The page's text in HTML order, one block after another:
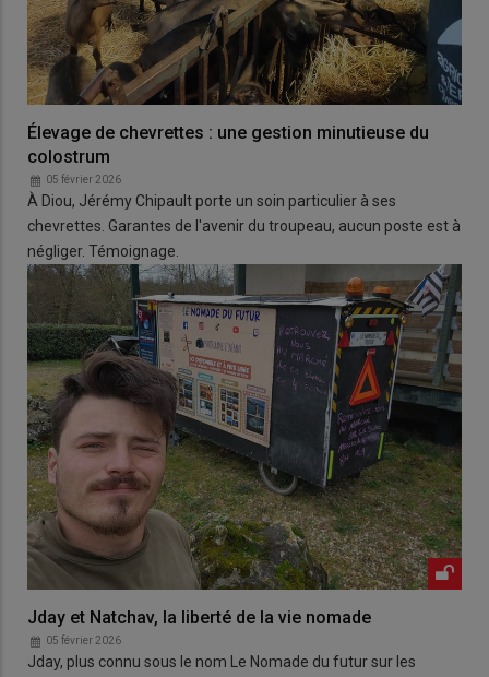
Élevage de chevrettes : une gestion minutieuse du
colostrum
05 février 2026
À Diou, Jérémy Chipault porte un soin particulier à ses
chevrettes. Garantes de l'avenir du troupeau, aucun poste est à
négliger. Témoignage.
Jday et Natchav, la liberté de la vie nomade
05 février 2026
Jday, plus connu sous le nom Le Nomade du futur sur les